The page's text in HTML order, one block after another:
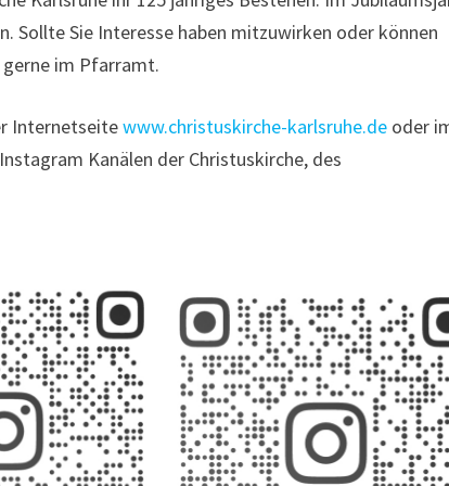
Sollte Sie Interesse haben mitzuwirken oder können
im Pfarramt.
Internetseitewww.christuskirche-karlsruhe.de oder
Kanälen der Christuskirche, des